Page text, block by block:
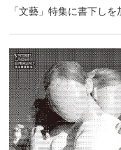
「文藝」特集に書下しを